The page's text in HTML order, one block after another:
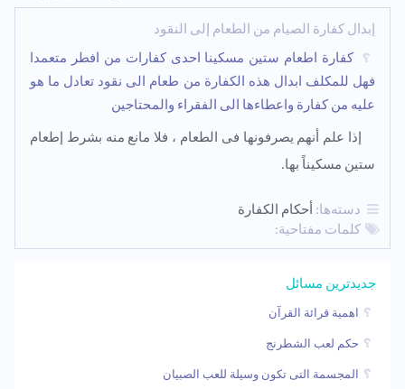
إبدال کفارة الصیام من الطعام إلی النقود
کفارة اطعام ستین مسکینا احدى کفارات من افطر متعمدا
فهل للمکلف ابدال هذه الکفارة من طعام الى نقود تعادل ما هو
علیه من کفارة واعطاءها الى الفقراء والمحتاجین
إذا علم أنهم یصرفونها فی الطعام ، فلا مانع منه بشرط إطعام
ستین مسکیناً بها.
دسته‌ها: أحکام الکفارة
كلمات مفتاحية:
جدیدترین مسائل
اهمیة قرائة القرآن
حکم لعب الشطرنج
المجسمة التی تکون وسیلة للعب الصبیان